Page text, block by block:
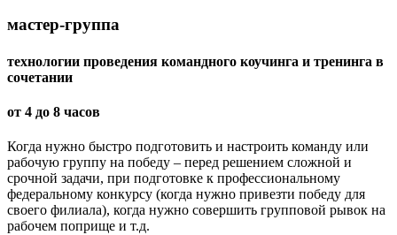
мастер-группа
технологии проведения командного коучинга и тренинга в
сочетании
от 4 до 8 часов
Когда нужно быстро подготовить и настроить команду или
рабочую группу на победу – перед решением сложной и
срочной задачи, при подготовке к профессиональному
федеральному конкурсу (когда нужно привезти победу для
своего филиала), когда нужно совершить групповой рывок на
рабочем поприще и т.д.